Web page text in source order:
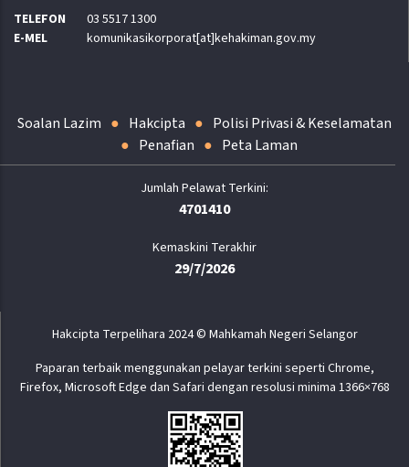
TELEFON
03 5517 1300
E-MEL
komunikasikorporat[at]kehakiman.gov.my
Soalan Lazim Hakcipta
Polisi Privasi & Keselamatan
Penafian
Peta Laman
4701410
Kemaskini Terakhir
29/7/2026
Hakcipta Terpelihara 2024 © Mahkamah Negeri Selangor
Paparan terbaik menggunakan pelayar terkini seperti Chrome,
Firefox, Microsoft Edge dan Safari dengan resolusi minima 1366×768